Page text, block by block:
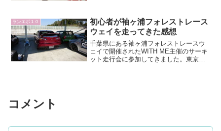
は孫市屋で購入したものでこれは電球色
の発色も...
ランエボ１０
初心者が袖ヶ浦フォレストレース
ウェイを走ってきた感想
千葉県にある袖ヶ浦フォレストレースウ
ェイで開催されたWITH ME主催のサーキ
ット走行会に参加してきました。東京湾
コメント